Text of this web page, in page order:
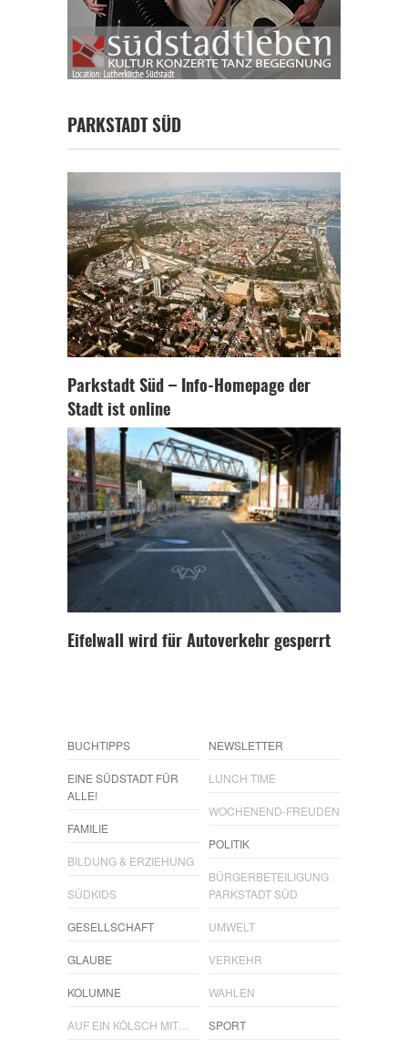
PARKSTADT SÜD
Parkstadt Süd – Info-Homepage der
Stadt ist online
Eifelwall wird für Autoverkehr gesperrt
BUCHTIPPS
EINE SÜDSTADT FÜR
ALLE!
FAMILIE
BILDUNG & ERZIEHUNG
SÜDKIDS
GESELLSCHAFT
GLAUBE
KOLUMNE
AUF EIN KÖLSCH MIT…
NEWSLETTER
LUNCH TIME
WOCHENEND-FREUDEN
POLITIK
BÜRGERBETEILIGUNG
PARKSTADT SÜD
UMWELT
VERKEHR
WAHLEN
SPORT